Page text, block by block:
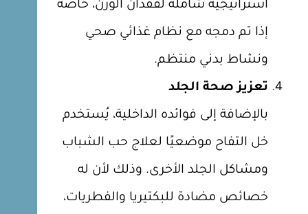
استراتيجية شاملة لفقدان الوزن، خاصة
إذا تم دمجه مع نظام غذائي صحي
ونشاط بدني منتظم.
تعزيز صحة الجلد
بالإضافة إلى فوائده الداخلية، يُستخدم
خل التفاح موضعيًا لعلاج حب الشباب
ومشاكل الجلد الأخرى. وذلك لأن له
خصائص مضادة للبكتيريا والفطريات،